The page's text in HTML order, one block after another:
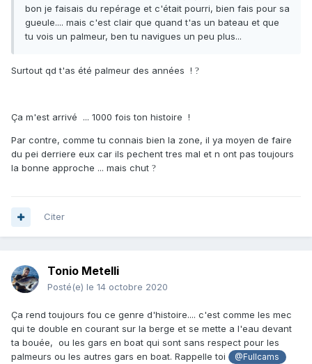
bon je faisais du repérage et c'était pourri, bien fais pour sa
gueule.... mais c'est clair que quand t'as un bateau et que
tu vois un palmeur, ben tu navigues un peu plus...
Surtout qd t'as été palmeur des années ! ?
Ça m'est arrivé ... 1000 fois ton histoire !
Par contre, comme tu connais bien la zone, il ya moyen de faire
du pei derriere eux car ils pechent tres mal et n ont pas toujours
la bonne approche ... mais chut ?
Citer
Tonio Metelli
Posté(e) le 14 octobre 2020
Ça rend toujours fou ce genre d'histoire.... c'est comme les mec
qui te double en courant sur la berge et se mette a l'eau devant
ta bouée, ou les gars en boat qui sont sans respect pour les
palmeurs ou les autres gars en boat. Rappelle toi
@Fullcams